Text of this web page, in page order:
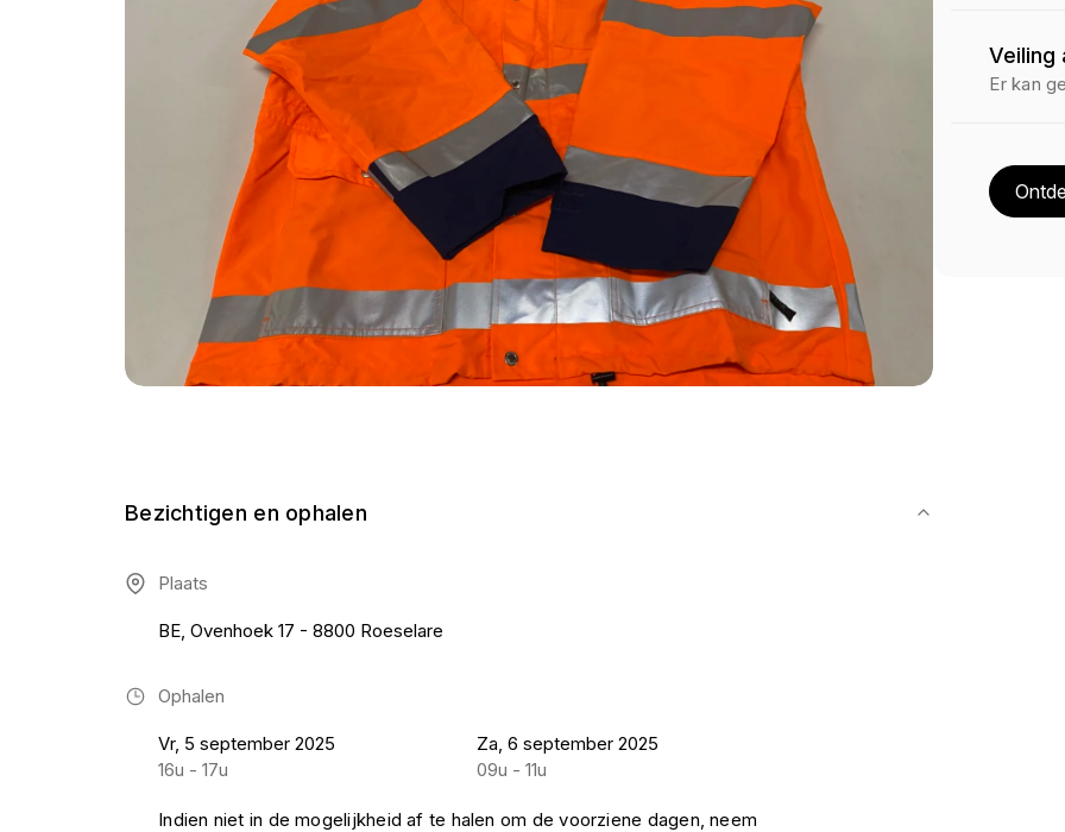
Bezichtigen en ophalen
Plaats
BE, Ovenhoek 17 - 8800 Roeselare
Ophalen
Vr, 5 september 2025
16u - 17u
Za, 6 september 2025
09u - 11u
Indien niet in de mogelijkheid af te halen om de voorziene dagen, neem
Veiling
Er kan